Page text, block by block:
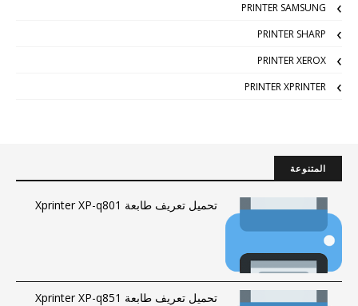
PRINTER SAMSUNG
PRINTER SHARP
PRINTER XEROX
PRINTER XPRINTER
المتنوعة
تحميل تعريف طابعة Xprinter XP-q801
تحميل تعريف طابعة Xprinter XP-q851